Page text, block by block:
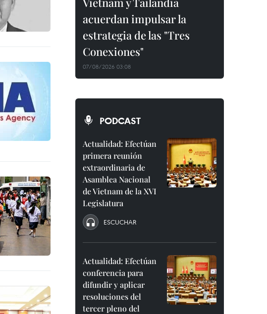
acuerdan impulsar la
estrategia de las "Tres
Conexiones"
07/08/2026 03:08
PODCAST
Actualidad: Efectúan
primera reunión
extraordinaria de
Asamblea Nacional
de Vietnam de la XVI
Legislatura
ESCUCHAR
Actualidad: Efectúan
conferencia para
difundir y aplicar
resoluciones del
tercer pleno del